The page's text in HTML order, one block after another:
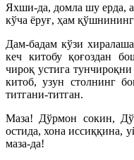
Яхши-да, домла шу ерда,
кўча ёруғ, ҳам
Дам-бадам кўзи
кеч китобу қоғоздан
чироқ устига
китоб, узун столнинг
титгани-титган.
Маза! Дўрмон сокин,
остида, хона иссиққина,
маза-да!